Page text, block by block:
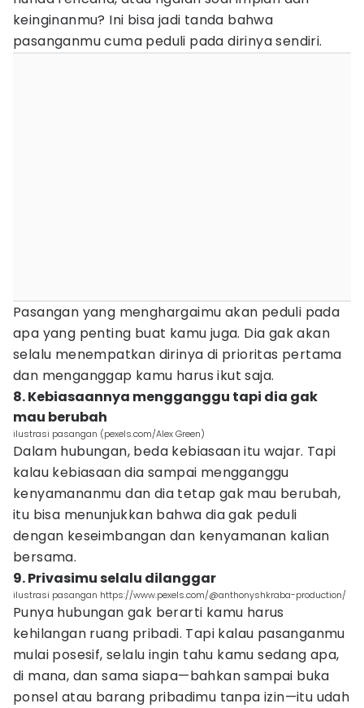
keinginanmu? Ini bisa jadi tanda bahwa
pasanganmu cuma peduli pada dirinya sendiri.
Pasangan yang menghargaimu akan peduli pada
apa yang penting buat kamu juga. Dia gak akan
selalu menempatkan dirinya di prioritas pertama
dan menganggap kamu harus ikut saja.
8. Kebiasaannya mengganggu tapi dia gak
mau berubah
ilustrasi pasangan (pexels.com/Alex Green)
Dalam hubungan, beda kebiasaan itu wajar. Tapi
kalau kebiasaan dia sampai mengganggu
kenyamananmu dan dia tetap gak mau berubah,
itu bisa menunjukkan bahwa dia gak peduli
dengan keseimbangan dan kenyamanan kalian
bersama.
9. Privasimu selalu dilanggar
ilustrasi pasangan https://www.pexels.com/@anthonyshkraba-production/
Punya hubungan gak berarti kamu harus
kehilangan ruang pribadi. Tapi kalau pasanganmu
mulai posesif, selalu ingin tahu kamu sedang apa,
di mana, dan sama siapa—bahkan sampai buka
ponsel atau barang pribadimu tanpa izin—itu udah